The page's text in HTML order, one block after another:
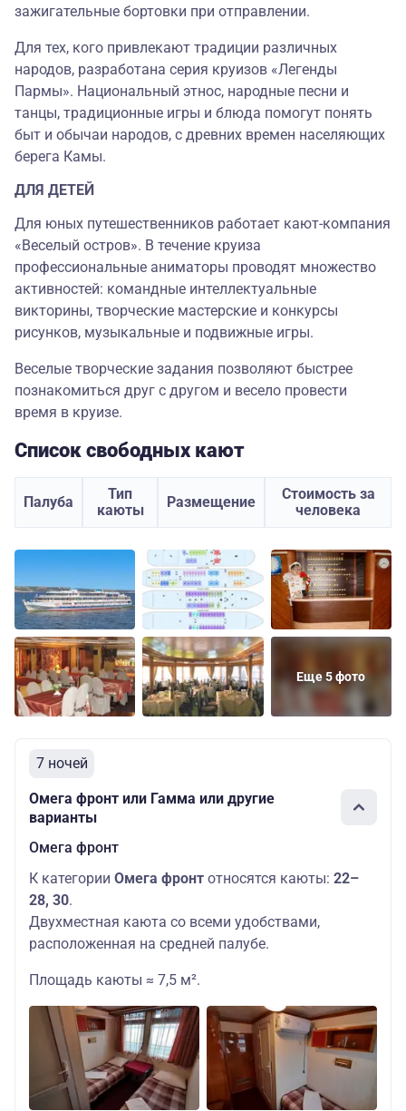
зажигательные бортовки при отправлении.
Для тех, кого привлекают традиции различных
народов, разработана серия круизов «Легенды
Пармы». Национальный этнос, народные песни и
танцы, традиционные игры и блюда помогут понять
быт и обычаи народов, с древних времен населяющих
берега Камы.
ДЛЯ ДЕТЕЙ
Для юных путешественников работает кают-компания
«Веселый остров». В течение круиза
профессиональные аниматоры проводят множество
активностей: командные интеллектуальные
викторины, творческие мастерские и конкурсы
рисунков, музыкальные и подвижные игры.
Веселые творческие задания позволяют быстрее
познакомиться друг с другом и весело провести
время в круизе.
Список свободных кают
Палуба
Тип
каюты
Размещение
Стоимость за
человека
Еще 5 фото
7 ночей
Омега фронт или Гамма или другие
варианты
Омега фронт
К категории Омега фронт относятся каюты: 22–
28, 30.
Двухместная каюта со всеми удобствами,
расположенная на средней палубе.
Площадь каюты ≈ 7,5 м².